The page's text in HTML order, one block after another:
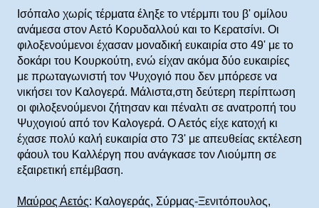
Ισόπαλο χωρίς τέρματα έληξε το ντέρμπι του β' ομίλου
ανάμεσα στον Αετό Κορυδαλλού και το Κερατσίνι. Οι
φιλοξενούμενοι έχασαν μοναδική ευκαιρία στο 49' με το
δοκάρι του Κουρκούτη, ενώ είχαν ακόμα δύο ευκαιρίες
με πρωταγωνιστή τον Ψυχογιό που δεν μπόρεσε να
νικήσει τον Καλογερά. Μάλιστα,στη δεύτερη περίπτωση
οι φιλοξενούμενοι ζήτησαν και πέναλτι σε ανατροπή του
Ψυχογιού από τον Καλογερά. Ο Αετός είχε κατοχή κι
έχασε πολύ καλή ευκαιρία στο 73' με απευθείας εκτέλεση
φάουλ του Καλλέργη που ανάγκασε τον Λιούμπη σε
εξαιρετική επέμβαση.
Μαύρος Αετός: Καλογεράς, Σύρμας-Ξενιτόπουλος,